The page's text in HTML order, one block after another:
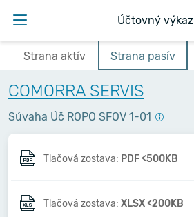
Účtovný výkaz
Strana aktív Strana pasív
COMORRA SERVIS
Súvaha Úč ROPO SFOV 1-01
Tlačová zostava: PDF <500KB
Tlačová zostava: XLSX <200KB